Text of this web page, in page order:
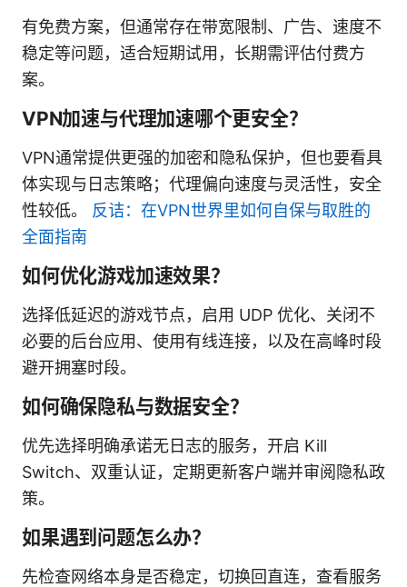
有免费方案，但通常存在带宽限制、广告、速度不
稳定等问题，适合短期试用，长期需评估付费方
案。
VPN加速与代理加速哪个更安全？
VPN通常提供更强的加密和隐私保护，但也要看具
体实现与日志策略；代理偏向速度与灵活性，安全
性较低。 反诘：在VPN世界里如何自保与取胜的
全面指南
如何优化游戏加速效果？
选择低延迟的游戏节点，启用 UDP 优化、关闭不
必要的后台应用、使用有线连接，以及在高峰时段
避开拥塞时段。
如何确保隐私与数据安全？
优先选择明确承诺无日志的服务，开启 Kill
Switch、双重认证，定期更新客户端并审阅隐私政
策。
如果遇到问题怎么办？
先检查网络本身是否稳定，切换回直连，查看服务